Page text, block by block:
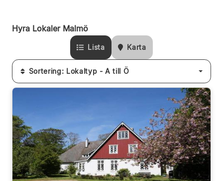
Hyra Lokaler Malmö
Lista Karta
Sortering: Lokaltyp - A till Ö